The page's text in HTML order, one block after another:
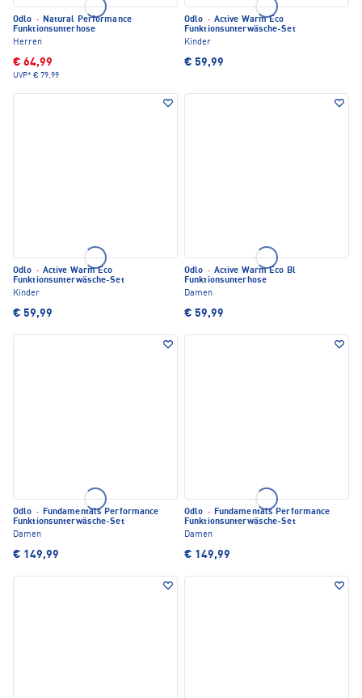
Odlo · Natural Performance
Funktionsunterhose
Herren
€ 64,99
UVP* € 79,99
Odlo · Active Warm Eco
Funktionsunterwäsche-Set
Kinder
€ 59,99
Odlo · Active Warm Eco
Funktionsunterwäsche-Set
Kinder
€ 59,99
Odlo · Active Warm Eco Bl
Funktionsunterhose
Damen
€ 59,99
Odlo · Fundamentals Performance
Funktionsunterwäsche-Set
Damen
€ 149,99
Odlo · Fundamentals Performance
Funktionsunterwäsche-Set
Damen
€ 149,99